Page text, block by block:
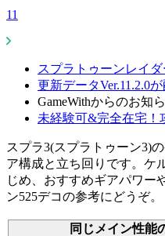
11
スプラトゥーンレイ
更新データVer.11.2.0が
GameWithからのお知
未経験可&完全在宅！
スプラ3(スプラトゥーン3)
ア構成と立ち回りです。ケ
じめ、おすすめギアパワー
ン525デコの参考にどうぞ。
同じメイン性能